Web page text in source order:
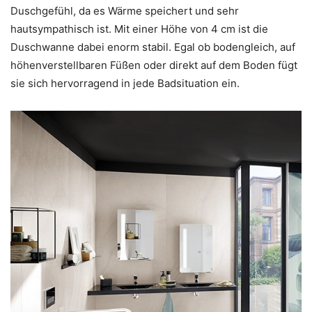
Duschgefühl, da es Wärme speichert und sehr
hautsympathisch ist. Mit einer Höhe von 4 cm ist die
Duschwanne dabei enorm stabil. Egal ob bodengleich, auf
höhenverstellbaren Füßen oder direkt auf dem Boden fügt
sie sich hervorragend in jede Badsituation ein.